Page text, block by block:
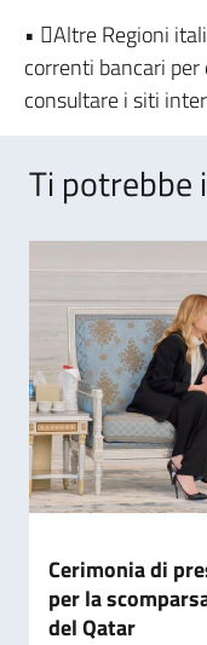
• Altre Regioni
correnti bancari
consultare i siti
Ti potrebbe
Cerimonia di
per la
del Qatar